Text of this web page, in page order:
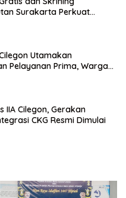
Surakarta Perkuat
Utamakan
Pelayanan Prima, Warga
IIA Cilegon, Gerakan
CKG Resmi Dimulai